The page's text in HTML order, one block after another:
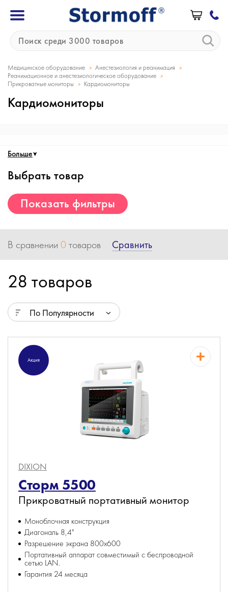
Медицинское оборудование » Анестезиология и реанимация »
Реанимационное и анестезиологическое оборудование »
Прикроватные мониторы » Кардиомониторы
Кардиомониторы
Больше
Выбрать товар
Показать фильтры
В сравнении 0товаров Сравнить
28 товаров
По Популярности
Акция
DIXION
Сторм 5500
Прикроватный портативный монитор
Моноблочная конструкция
Диагональ 8,4"
Разрешение экрана 800х600
Портативный аппарат совместимый с беспроводной
сетью LAN.
Гарантия 24 месяца